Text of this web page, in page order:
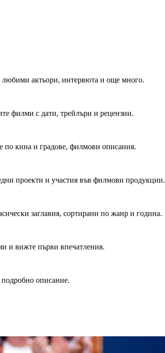
любими актьори, интервюта и още много.
филми с дати, трейлъри и рецензии.
по кина и градове, филмови описания.
проекти и участия във филмови продукции.
заглавия, сортирани по жанр и година.
и вижте първи впечатления.
описание.